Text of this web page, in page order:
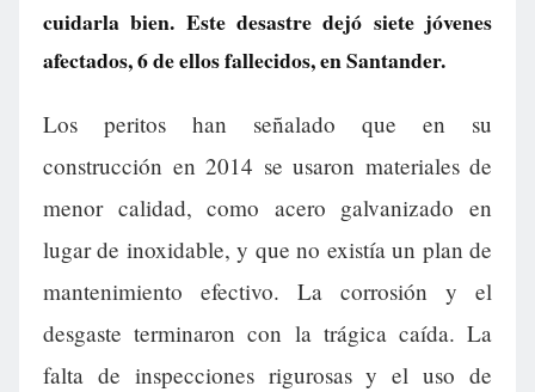
cuidarla bien. Este desastre dejó siete jóvenes
afectados, 6 de ellos fallecidos, en Santander.
Los peritos han señalado que en su
construcción en 2014 se usaron materiales de
menor calidad, como acero galvanizado en
lugar de inoxidable, y que no existía un plan de
mantenimiento efectivo. La corrosión y el
desgaste terminaron con la trágica caída. La
falta de inspecciones rigurosas y el uso de